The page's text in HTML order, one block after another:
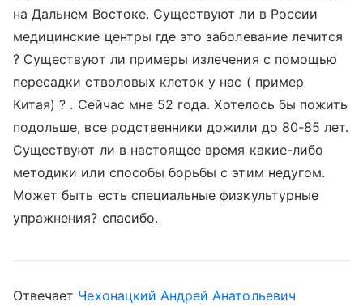
на Дальнем Востоке. Существуют ли в России
медицинские центры где это заболевание лечится
? Существуют ли примеры излечения с помощью
пересадки стволовых клеток у нас ( пример
Китая) ? . Сейчас мне 52 года. Хотелось бы пожить
подольше, все родственники дожили до 80-85 лет.
Существуют ли в настоящее время какие-либо
методики или способы борьбы с этим недугом.
Может быть есть специальные физкультурные
упражнения? спасибо.
Отвечает Чехонацкий Андрей Анатольевич